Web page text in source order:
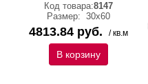
Код товара:8147
Размер: 30х60
4813.84 руб. / кв.м
В корзину